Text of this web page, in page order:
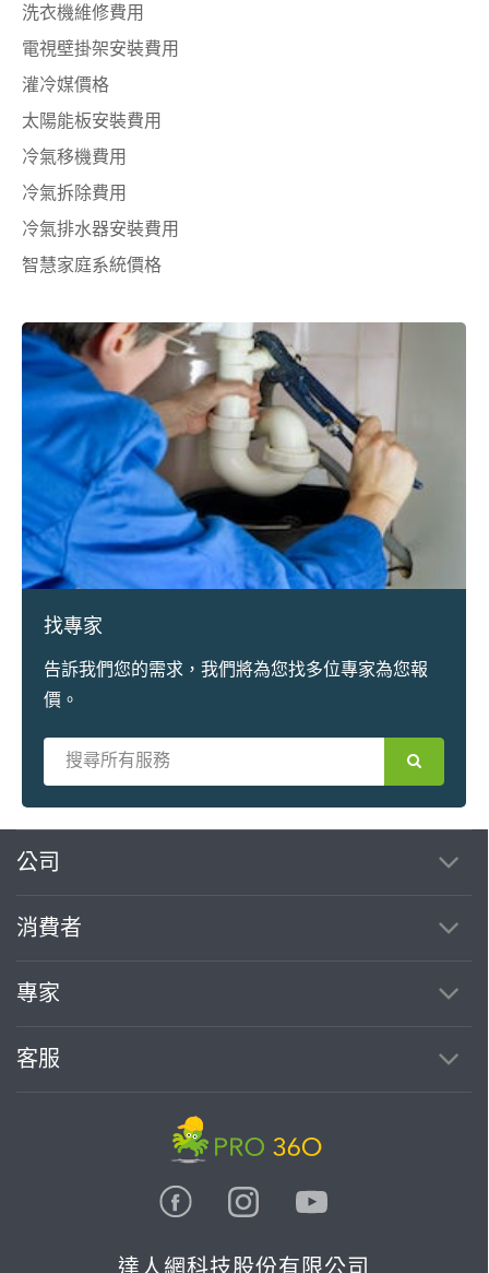
洗衣機維修費用
電視壁掛架安裝費用
灌冷媒價格
太陽能板安裝費用
冷氣移機費用
冷氣拆除費用
冷氣排水器安裝費用
智慧家庭系統價格
找專家
告訴我們您的需求，我們將為您找多位專家為您報
價。
公司
消費者
專家
客服
達人網科技股份有限公司
繼續完成